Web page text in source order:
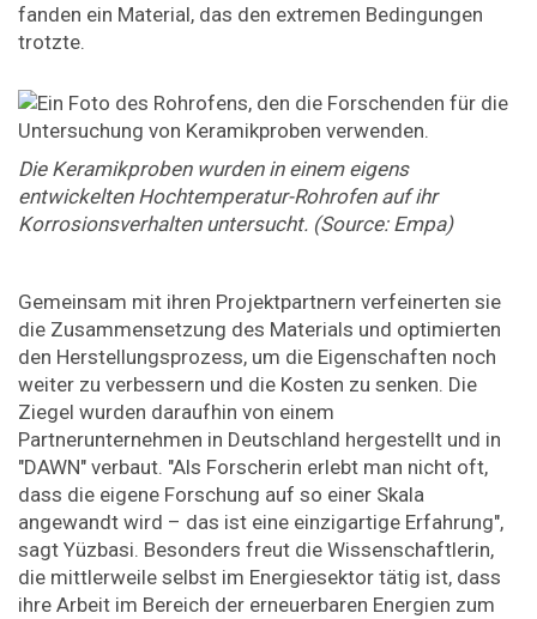
fanden ein Material, das den extremen Bedingungen
trotzte.
Die Keramikproben wurden in einem eigens
entwickelten Hochtemperatur-Rohrofen auf ihr
Korrosionsverhalten untersucht. (Source: Empa)
Gemeinsam mit ihren Projektpartnern verfeinerten sie
die Zusammensetzung des Materials und optimierten
den Herstellungsprozess, um die Eigenschaften noch
weiter zu verbessern und die Kosten zu senken. Die
Ziegel wurden daraufhin von einem
Partnerunternehmen in Deutschland hergestellt und in
"DAWN" verbaut. "Als Forscherin erlebt man nicht oft,
dass die eigene Forschung auf so einer Skala
angewandt wird – das ist eine einzigartige Erfahrung",
sagt Yüzbasi. Besonders freut die Wissenschaftlerin,
die mittlerweile selbst im Energiesektor tätig ist, dass
ihre Arbeit im Bereich der erneuerbaren Energien zum